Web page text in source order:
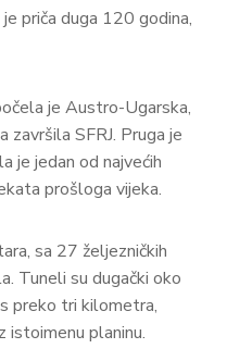
priča duga 120 godina,
je Austro-Ugarska,
završila SFRJ. Pruga je
je jedan od najvećih
prošloga vijeka.
sa 27 željezničkih
Tuneli su dugački oko
preko tri kilometra,
istoimenu planinu.